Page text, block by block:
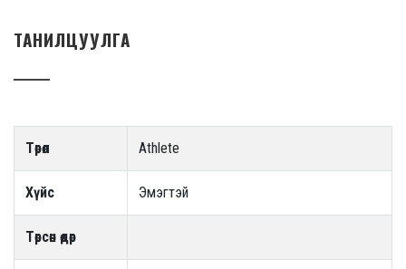
ТАНИЛЦУУЛГА
Төрөл Athlete
Хүйс Эмэгтэй
Төрсөн өдөр